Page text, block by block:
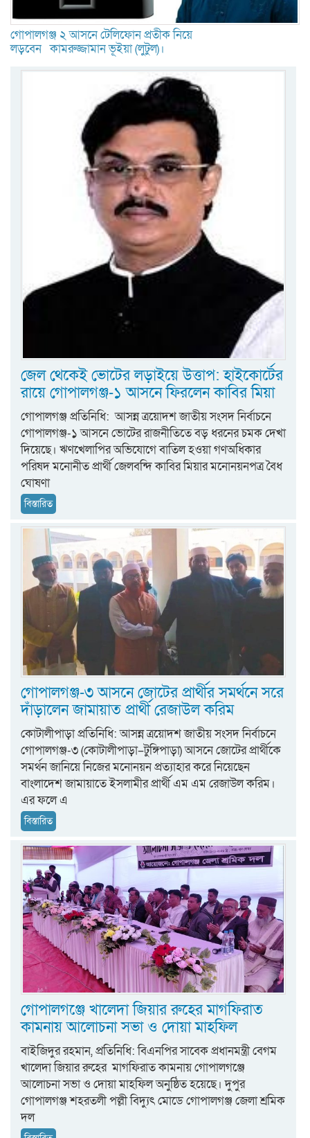
গোপালগঞ্জ ২ আসনে টেলিফোন প্রতীক নিয়ে
লড়বেন কামরুজ্জামান ভূইয়া (লুটুল)।
জেল থেকেই ভোটের লড়াইয়ে উত্তাপ: হাইকোর্টের
রায়ে গোপালগঞ্জ-১ আসনে ফিরলেন কাবির মিয়া
গোপালগঞ্জ প্রতিনিধি: আসন্ন ত্রয়োদশ জাতীয় সংসদ নির্বাচনে
গোপালগঞ্জ-১ আসনে ভোটের রাজনীতিতে বড় ধরনের চমক দেখা
দিয়েছে। ঋণখেলাপির অভিযোগে বাতিল হওয়া গণঅধিকার
পরিষদ মনোনীত প্রার্থী জেলবন্দি কাবির মিয়ার মনোনয়নপত্র বৈধ
ঘোষণা
বিস্তারিত
গোপালগঞ্জ-৩ আসনে জোটের প্রার্থীর সমর্থনে সরে
দাঁড়ালেন জামায়াত প্রার্থী রেজাউল করিম
কোটালীপাড়া প্রতিনিধি: আসন্ন ত্রয়োদশ জাতীয় সংসদ নির্বাচনে
গোপালগঞ্জ-৩ (কোটালীপাড়া–টুঙ্গিপাড়া) আসনে জোটের প্রার্থীকে
সমর্থন জানিয়ে নিজের মনোনয়ন প্রত্যাহার করে নিয়েছেন
বাংলাদেশ জামায়াতে ইসলামীর প্রার্থী এম এম রেজাউল করিম।
এর ফলে এ
বিস্তারিত
গোপালগঞ্জে খালেদা জিয়ার রুহের মাগফিরাত
কামনায় আলোচনা সভা ও দোয়া মাহফিল
বাইজিদুর রহমান, প্রতিনিধি: বিএনপির সাবেক প্রধানমন্ত্রী বেগম
খালেদা জিয়ার রুহের মাগফিরাত কামনায় গোপালগঞ্জে
আলোচনা সভা ও দোয়া মাহফিল অনুষ্ঠিত হয়েছে। দুপুর
গোপালগঞ্জ শহরতলী পল্লী বিদ্যুৎ মোডে গোপালগঞ্জ জেলা শ্রমিক
দল